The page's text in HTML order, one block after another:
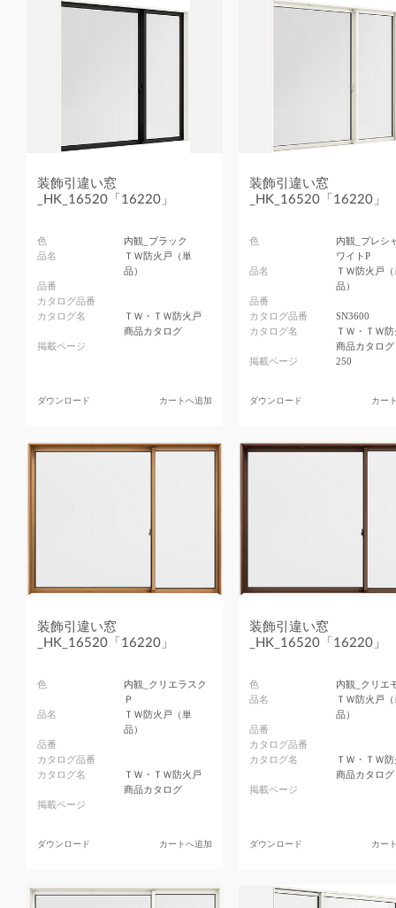
装飾引違い窓
_HK_16520「16220」
色
内観_ブラック
品名
ＴＷ防火戸（単
品）
品番
カタログ品番
カタログ名
ＴＷ・ＴＷ防火戸
商品カタログ
掲載ページ
ダウンロード カートへ追加
装飾引違い窓
_HK_16520「16220」
色
内観_プレシ
ワイトP
品名
ＴＷ防火戸
品）
品番
カタログ品番
SN3600
カタログ名
ＴＷ・ＴＷ
商品カタログ
掲載ページ
250
ダウンロード カー
装飾引違い窓
_HK_16520「16220」
色
内観_クリエラスク
Ｐ
品名
ＴＷ防火戸（単
品）
品番
カタログ品番
カタログ名
ＴＷ・ＴＷ防火戸
商品カタログ
掲載ページ
ダウンロード カートへ追加
装飾引違い窓
_HK_16520「16220」
色
内観_クリエ
品名
ＴＷ防火戸
品）
品番
カタログ品番
カタログ名
ＴＷ・ＴＷ
商品カタログ
掲載ページ
ダウンロード カー